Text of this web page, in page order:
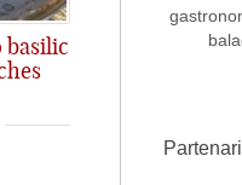
Commentaire ou
basilic
et on adore ça!